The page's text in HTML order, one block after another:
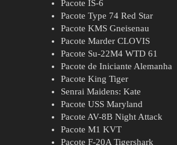
Pacote IS-6
Pacote Type 74 Red Star
Pacote KMS Gneisenau
Pacote Marder CLOVIS
Pacote Su-22M4 WTD 61
Pacote de Iniciante Alemanha
Pacote King Tiger
Senrai Maidens: Kate
Pacote USS Maryland
Pacote AV-8B Night Attack
Pacote M1 KVT
Pacote F-20A Tigershark